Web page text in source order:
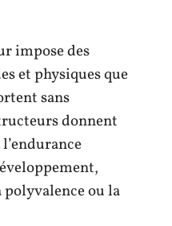
impose des
et physiques que
sans
donnent
ou la